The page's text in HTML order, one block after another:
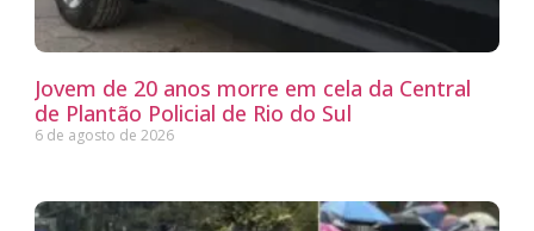
Jovem de 20 anos morre em cela da Central
de Plantão Policial de Rio do Sul
6 de agosto de 2026